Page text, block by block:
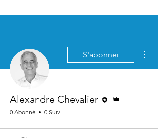
S'abonner
Alexandre Chevalier
0 Abonné 0 Suivi